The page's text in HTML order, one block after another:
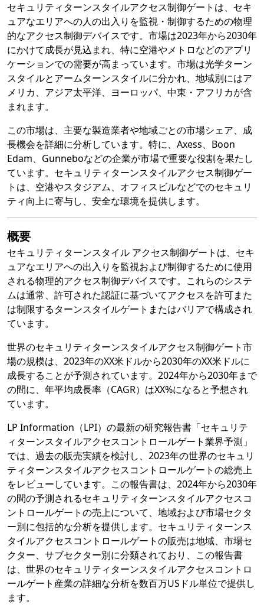
セキュリティターンスタイルアクセス制御ゲートは、セキ
ュアなエリアへの人の出入りを監視・制御するための物理
的なアクセス制御デバイスです。市場は2023年から2030年
にかけて成長が見込まれ、特に空港やメトロなどのアプリ
ケーションでの需要が高まっています。市場は光学ターン
スタイルとアームターンスタイルに分かれ、地域別にはア
メリカ、アジア太平洋、ヨーロッパ、中東・アフリカが含
まれます。
この市場は、主要な製造業者や地域ごとの市場シェア、成
長機会を詳細に分析しています。特に、Axess、Boon
Edam、Gunneboなどの企業が市場で重要な役割を果たし
ています。セキュリティターンスタイルアクセス制御ゲー
トは、空港やスタジアム、オフィスビルなどでのセキュリ
ティ向上に寄与し、安全な環境を提供します。
概要
セキュリティターンスタイル アクセス制御ゲートは、セキ
ュアなエリアへの出入りを監視および制御するために使用
される物理的アクセス制御デバイスです。これらのシステ
ムは通常、許可された認証に基づいてアクセスを許可また
は制限するターンスタイルゲートまたはバリアで構成され
ています。
世界のセキュリティターンスタイルアクセス制御ゲート市
場の規模は、2023年のXX米ドルから2030年のXX米ドルに
成長することが予測されています。2024年から2030年まで
の間に、年平均成長率（CAGR）はXX%になると予想され
ています。
LP Information（LPI）の最新の研究報告書「セキュリテ
ィターンスタイルアクセスコントロールゲート業界予測」
では、過去の販売実績を検討し、2023年の世界のセキュリ
ティターンスタイルアクセスコントロールゲートの総売上
をレビューしています。この報告書は、2024年から2030年
の間の予測されるセキュリティターンスタイルアクセスコ
ントロールゲートの売上について、地域および市場セクタ
ー別に包括的な分析を提供します。セキュリティターンス
タイルアクセスコントロールゲートの販売は地域、市場セ
クター、サブセクター別に分類されており、この報告書
は、世界のセキュリティターンスタイルアクセスコントロ
ールゲート産業の詳細な分析を数百万USドル単位で提供し
ます。